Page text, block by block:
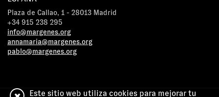
Plaza de Callao, 1 - 28013 Madrid
+34 915 238 295
info@margenes.org
annamaria@margenes.org
pablo@margenes.org
Este sitio web utiliza cookies para mejorar tu